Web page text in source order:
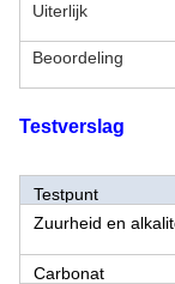
Uiterlijk
Beoordeling
Testverslag
Testpunt
Zuurheid en
Carbonat